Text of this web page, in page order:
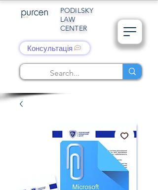
PODILSKY
LAW
CENTER
Консультація